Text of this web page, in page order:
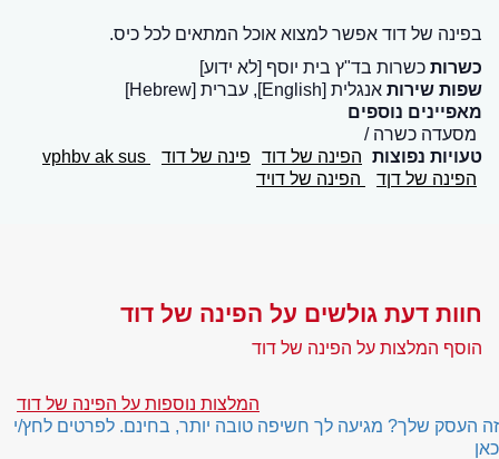
בפינה של דוד אפשר למצוא אוכל המתאים לכל כיס.
כשרות כשרות בד"ץ בית יוסף [לא ידוע]
שפות שירות אנגלית [English], עברית [Hebrew]
מאפיינים נוספים
מסעדה כשרה
טעויות נפוצות הפינה של דוד פינה של דוד
הפינה של דןד
הפינה של דויד
חוות דעת גולשים על הפינה של דוד
הוסף המלצות על הפינה של דוד
המלצות נוספות על הפינה של דוד
זה העסק שלך? מגיעה לך חשיפה טובה יותר, בחינם. לפרטים לחץ/י
כאן